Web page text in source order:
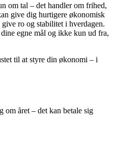
om tal – det handler om frihed,
give dig hurtigere økonomisk
ro og stabilitet i hverdagen.
egne mål og ikke kun ud fra,
til at styre din økonomi – i
om året – det kan betale sig